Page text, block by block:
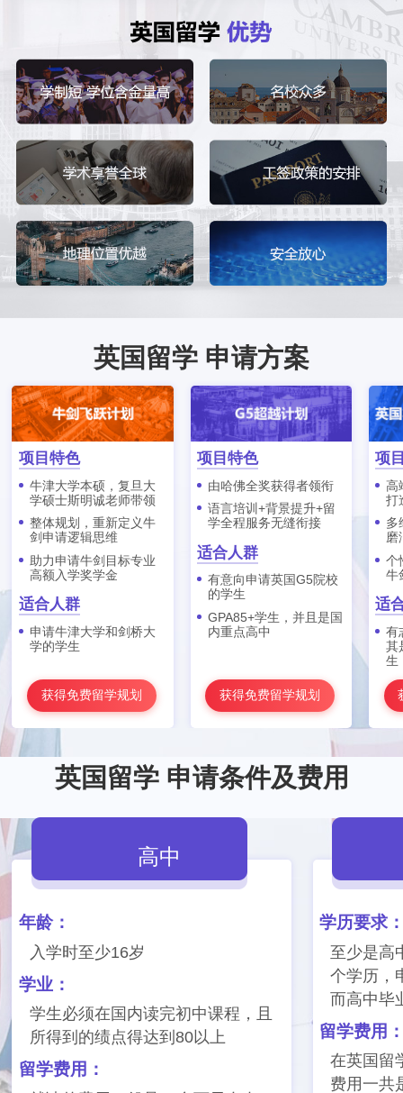
英国留学 申请方案
项目特色
牛津大学本硕，复旦大
学硕士斯明诚老师带领
整体规划，重新定义牛
剑申请逻辑思维
助力申请牛剑目标专业
高额入学奖学金
适合人群
申请牛津大学和剑桥大
学的学生
获得免费留学规划
项目特色
由哈佛全奖获得者领衔
语言培训+背景提升+留
学全程服务无缝衔接
适合人群
有意向申请英国G5院校
的学生
GPA85+学生，并且是国
内重点高中
获得免费留学规划
项
高
打
多
磨
个
牛
适
有
其
生
英国留学 申请条件及费用
高中
年龄：
入学时至少16岁
学业：
学生必须在国内读完初中课程，且
所得到的绩点得达到80以上
留学费用：
学历要求
至少是高
个学历，
而高中毕
留学费用
在英国留
费用一共